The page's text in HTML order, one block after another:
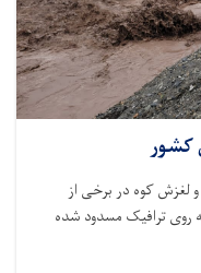
کشور
لغزش کوه در برخی از
روی ترافیک مسدود شده